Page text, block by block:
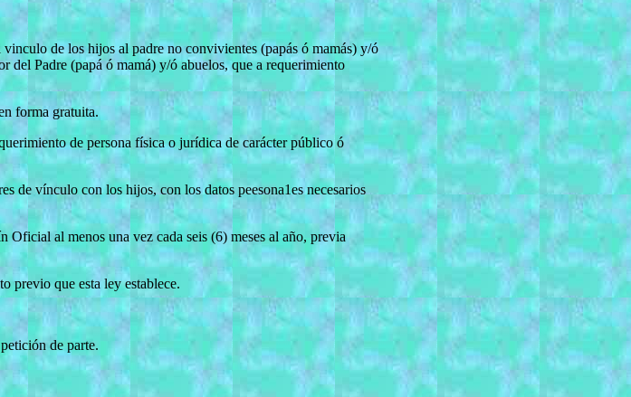
de los hijos al padre no convivientes (papás ó mamás) y/ó
Padre (papá ó mamá) y/ó abuelos, que a requerimiento
forma gratuita.
de persona física o jurídica de carácter público ó
de vínculo con los hijos, con los datos peesona1es necesarios
al menos una vez cada seis (6) meses al año, previa
previo que esta ley establece.
de parte.